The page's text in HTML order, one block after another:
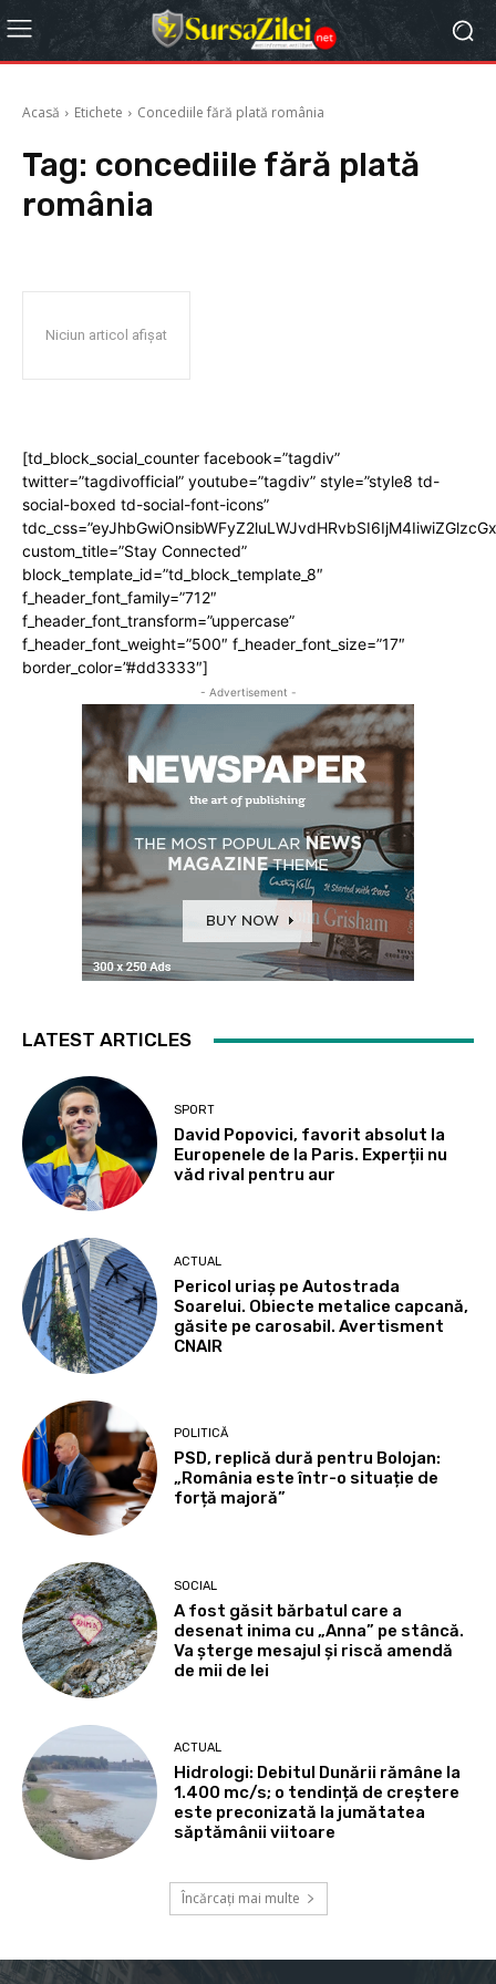
Acasă Etichete Concediile fără plată românia
Tag: concediile fără plată
românia
Niciun articol afișat
[td_block_social_counter facebook=”tagdiv”
twitter=”tagdivofficial” youtube=”tagdiv” style=”style8 td-
social-boxed td-social-font-icons”
custom_title=”Stay Connected”
block_template_id=”td_block_template_8″
f_header_font_family=”712″
f_header_font_transform=”uppercase”
f_header_font_weight=”500″ f_header_font_size=”17″
border_color=”#dd3333″]
- Advertisement -
LATEST ARTICLES
SPORT
David Popovici, favorit absolut la
Europenele de la Paris. Experții nu
văd rival pentru aur
ACTUAL
Pericol uriaș pe Autostrada
Soarelui. Obiecte metalice capcană,
găsite pe carosabil. Avertisment
CNAIR
POLITICĂ
PSD, replică dură pentru Bolojan:
„România este într-o situație de
forță majoră”
SOCIAL
A fost găsit bărbatul care a
desenat inima cu „Anna” pe stâncă.
Va șterge mesajul și riscă amendă
de mii de lei
ACTUAL
Hidrologi: Debitul Dunării rămâne la
1.400 mc/s; o tendință de creștere
este preconizată la jumătatea
săptămânii viitoare
Încărcați mai multe